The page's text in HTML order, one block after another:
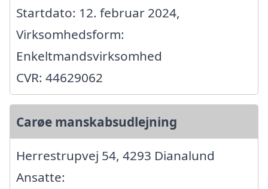
Startdato: 12. februar 2024,
Virksomhedsform:
Enkeltmandsvirksomhed
CVR: 44629062
Carøe manskabsudlejning
Herrestrupvej 54, 4293 Dianalund
Ansatte: